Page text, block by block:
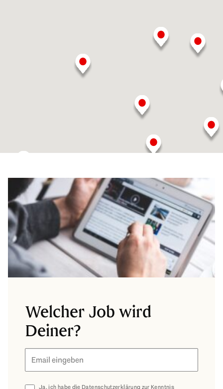
Welcher Job wird
Deiner?
Ja, ich habe die Datenschutzerklärungzur Kenntnis